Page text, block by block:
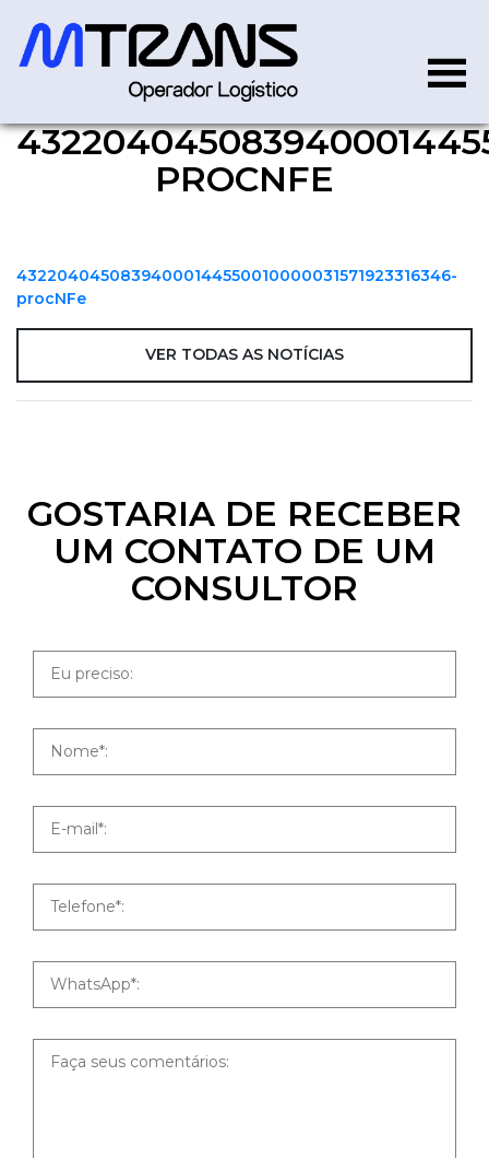
PROCNFE
43220404508394000144550010000031571923316346-
procNFe
VER TODAS AS NOTÍCIAS
GOSTARIA DE RECEBER
UM CONTATO DE UM
CONSULTOR